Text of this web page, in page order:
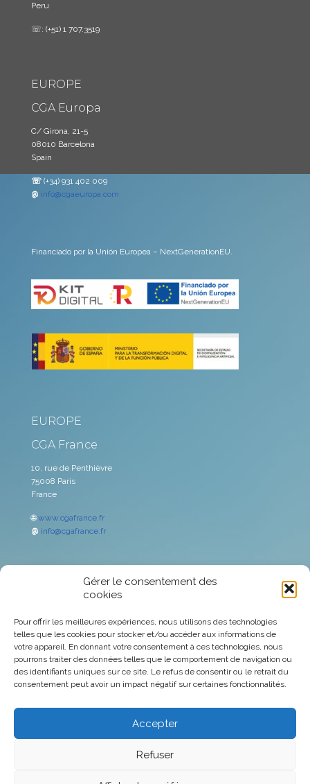
Gérer le consentement des
cookies
Pour offrir les meilleures expériences, nous utilisons des technologies
telles que les cookies pour stocker et/ou accéder aux informations de
votre appareil. En donnant votre consentement à ces technologies, nous
pourrons traiter des données telles que le comportement de navigation ou
des identifiants uniques sur ce site. Le refus de consentir ou le retrait du
consentement peut avoir un impact négatif sur certaines fonctionnalités.
Accepter
Refuser
Peru
☏: (+51) 1 707.3519
EUROPE
CGA Europa
C/ Girona, 21-5
08010 Barcelona
Spain
☏ (+34) 931 402 009
@ info@cgaeuropa.com
Financiado por la Unión Europea – NextGenerationEU.
EUROPE
CGA France
10, rue de Penthièvre
75008 Paris
France
🌐www.cgafrance.fr
@ info@cgafrance.fr
Avertissement
Espace Associés
Marché des capitaux
Politique de confidentialité